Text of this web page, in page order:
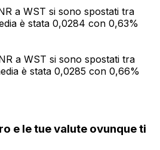
a WST si sono spostati tra
è stata 0,0284 con 0,63%
a WST si sono spostati tra
è stata 0,0285 con 0,66%
e le tue valute ovunque ti